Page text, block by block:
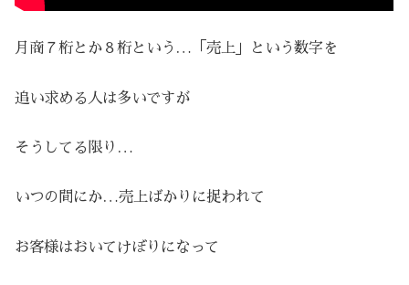
月商７桁とか８桁という…「売上」という数字を
追い求める人は多いですが
そうしてる限り…
いつの間にか…売上ばかりに捉われて
お客様はおいてけぼりになって